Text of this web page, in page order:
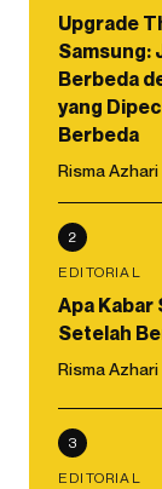
Upgrade
Samsung:
Berbeda
yang
Berbeda
Risma Azhari
2
EDITORIAL
Apa Kabar
Setelah
Risma Azhari
3
EDITORIAL